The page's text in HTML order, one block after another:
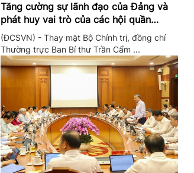
Tăng cường sự lãnh đạo của Đảng và
phát huy vai trò của các hội quần
chúng trong giai đoạn phát triển mới
(ĐCSVN) - Thay mặt Bộ Chính trị, đồng chí
Thường trực Ban Bí thư Trần Cẩm ...